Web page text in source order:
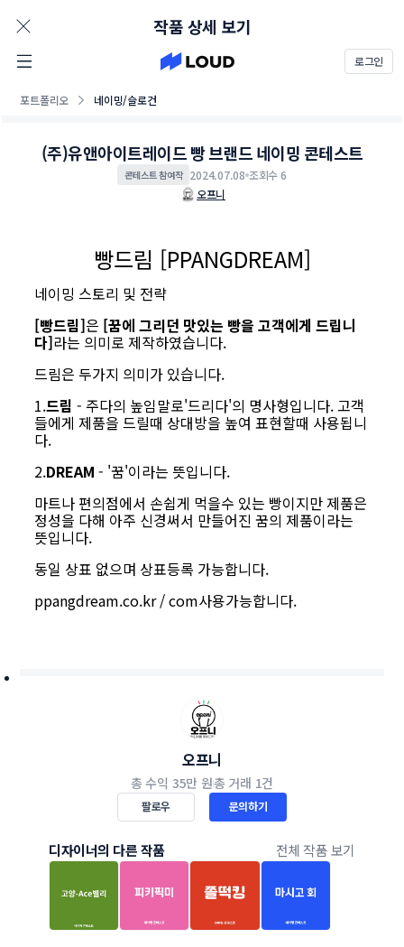
로그인
포트폴리오 네이밍/슬로건
작품 상세 보기
(주)유앤아이트레이드 빵 브랜드 네이밍 콘테스트
콘테스트 참여작 2024.07.08 조회수 6
오프니
빵드림 [PPANGDREAM]
네이밍 스토리 및 전략
[빵드림]은 [꿈에 그리던 맛있는 빵을 고객에게 드립니
다]라는 의미로 제작하였습니다.
드림은 두가지 의미가 있습니다.
1.드림 - 주다의 높임말로'드리다'의 명사형입니다. 고객
들에게 제품을 드릴때 상대방을 높여 표현할때 사용됩니
다.
2.DREAM - '꿈'이라는 뜻입니다.
마트나 편의점에서 손쉽게 먹을수 있는 빵이지만 제품은
정성을 다해 아주 신경써서 만들어진 꿈의 제품이라는
뜻입니다.
동일 상표 없으며 상표등록 가능합니다.
ppangdream.co.kr / com사용가능합니다.
오프니
총 수익 35만 원총 거래 1건
팔로우 문의하기
디자이너의 다른 작품 전체 작품 보기